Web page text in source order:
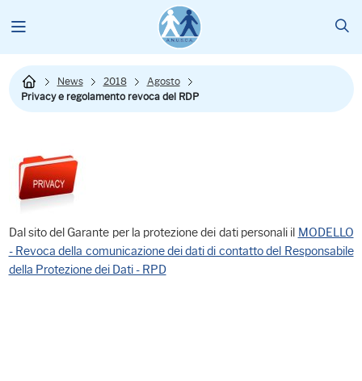
News 2018
Agosto
Privacy e regolamento revoca del RDP
Dal sito del Garante per la protezione dei dati personali il MODELLO
- Revoca della comunicazione dei dati di contatto del Responsabile
della Protezione dei Dati - RPD